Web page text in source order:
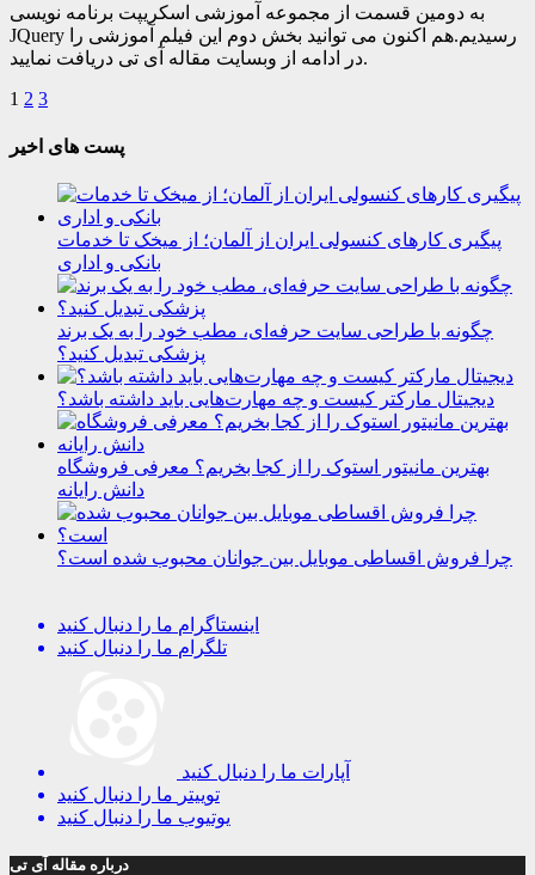
به دومین قسمت از مجموعه آموزشی اسکریپت برنامه نویسی
JQuery رسیدیم.هم اکنون می توانید بخش دوم این فیلم آموزشی را
در ادامه از وبسایت مقاله آی تی دریافت نمایید.
1 2 3
پست های اخیر
پیگیری کارهای کنسولی ایران از آلمان؛ از میخک تا خدمات
بانکی و اداری
چگونه با طراحی سایت حرفه‌ای، مطب خود را به یک برند
پزشکی تبدیل کنید؟
دیجیتال مارکتر کیست و چه مهارت‌هایی باید داشته باشد؟
بهترین مانیتور استوک را از کجا بخریم؟ معرفی فروشگاه
دانش رایانه
چرا فروش اقساطی موبایل بین جوانان محبوب شده است؟
اینستاگرام ما را دنبال کنید
تلگرام ما را دنبال کنید
آپارات ما را دنبال کنید
توییتر ما را دنبال کنید
یوتیوب ما را دنبال کنید
درباره مقاله آی تی